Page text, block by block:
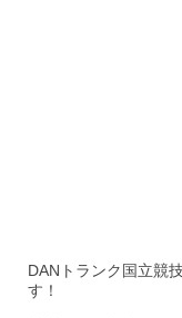
DANトランク国立競
す！